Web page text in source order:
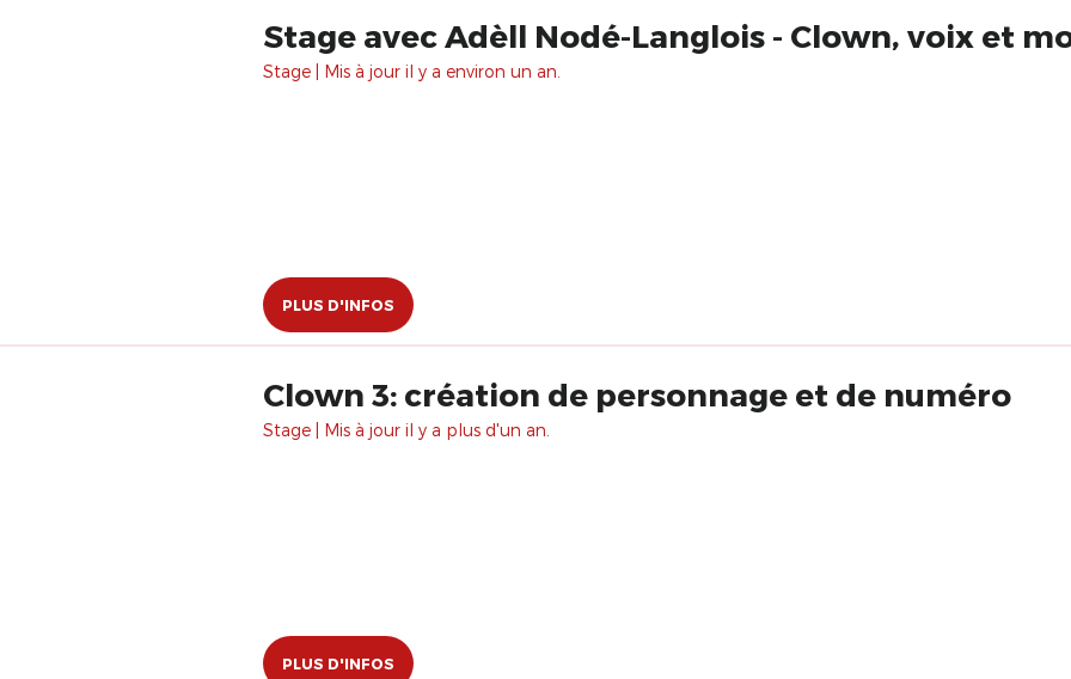
Stage avec Adèll Nodé-Langlois - Clown, voix et
Stage | Mis à jour il y a environ un an.
PLUS D'INFOS
Clown 3: création de personnage et de numéro
Stage | Mis à jour il y a plus d'un an.
PLUS D'INFOS